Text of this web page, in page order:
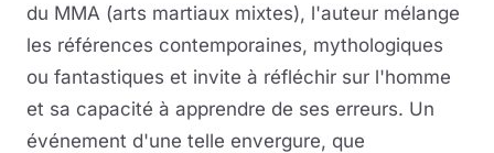
du MMA (arts martiaux mixtes), l'auteur mélange
les références contemporaines, mythologiques
ou fantastiques et invite à réfléchir sur l'homme
et sa capacité à apprendre de ses erreurs. Un
événement d'une telle envergure, que